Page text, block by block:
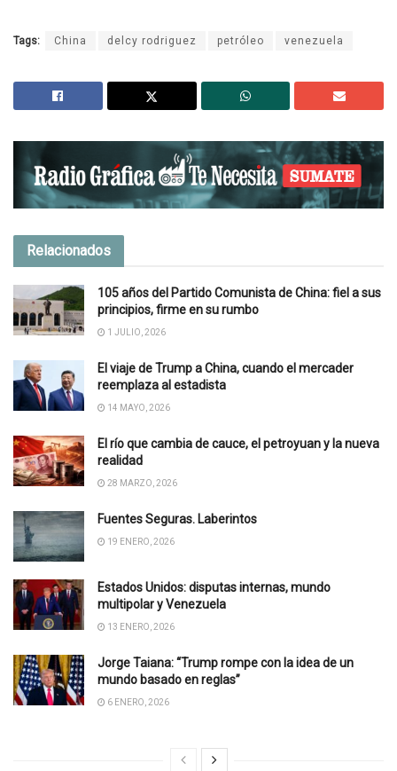
Tags: China delcy rodriguez petróleo venezuela
Relacionados
105 años del Partido Comunista de China: fiel a sus
principios, firme en su rumbo
1 JULIO, 2026
El viaje de Trump a China, cuando el mercader
reemplaza al estadista
14 MAYO, 2026
El río que cambia de cauce, el petroyuan y la nueva
realidad
28 MARZO, 2026
Fuentes Seguras. Laberintos
19 ENERO, 2026
Estados Unidos: disputas internas, mundo
multipolar y Venezuela
13 ENERO, 2026
Jorge Taiana: “Trump rompe con la idea de un
mundo basado en reglas”
6 ENERO, 2026